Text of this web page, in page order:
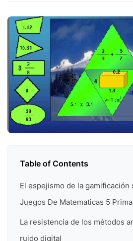
Table of Contents
El espejismo de la gamificación
Juegos De Matematicas 5
La resistencia de los métodos
ruido digital